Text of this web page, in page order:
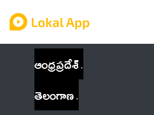
ఆంధ్రప్రదేశ్
తెలంగాణ